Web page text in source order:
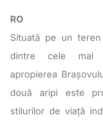
RO
Situată pe un
dintre cele mai
apropierea
două aripi este
stilurilor de viață